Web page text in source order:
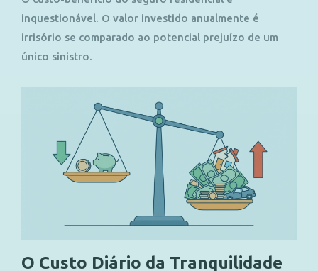
inquestionável. O valor investido anualmente é
irrisório se comparado ao potencial prejuízo de um
único sinistro.
O Custo Diário da Tranquilidade